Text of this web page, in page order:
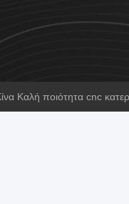
Καλή ποιότητα cnc